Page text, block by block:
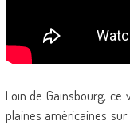
Loin de Gainsbourg,
plaines américaines sur